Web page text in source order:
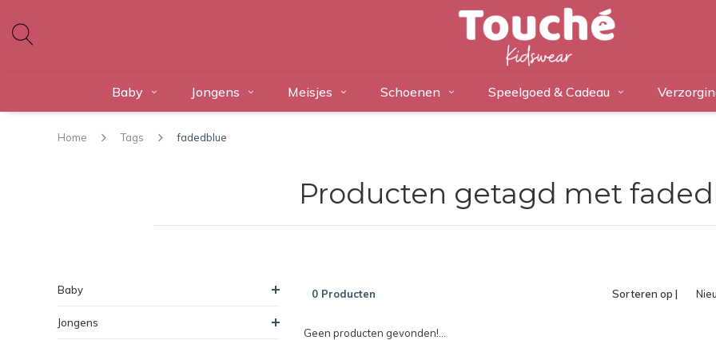
Baby Jongens Meisjes Schoenen Speelgoed & Cadeau
Home Tags fadedblue
Producten getagd met
Baby
Jongens
0 Producten Sorteren op |
Geen producten gevonden!...